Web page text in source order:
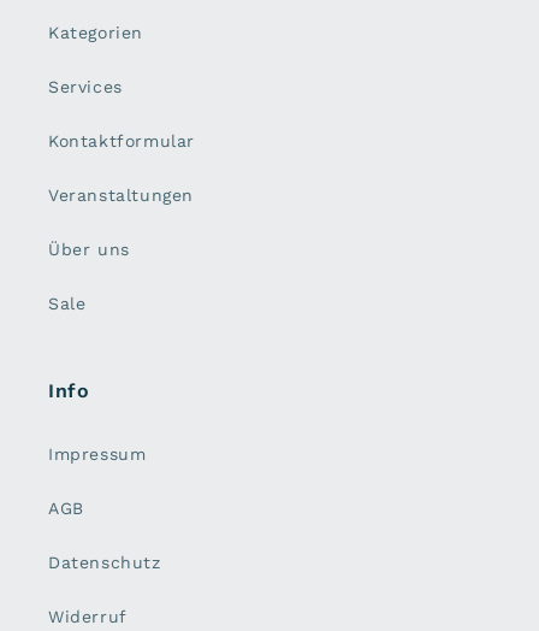
Kategorien
Services
Kontaktformular
Veranstaltungen
Über uns
Sale
Info
Impressum
AGB
Datenschutz
Widerruf